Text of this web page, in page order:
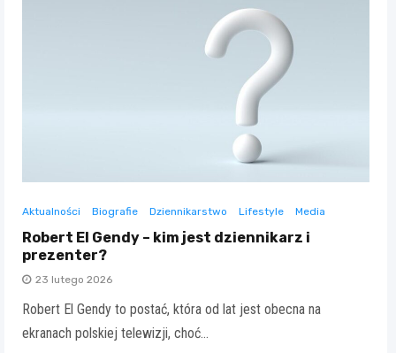
Aktualności Biografie Dziennikarstwo Lifestyle Media
Robert El Gendy – kim jest dziennikarz i
prezenter?
23 lutego 2026
Robert El Gendy to postać, która od lat jest obecna na
ekranach polskiej telewizji, choć…